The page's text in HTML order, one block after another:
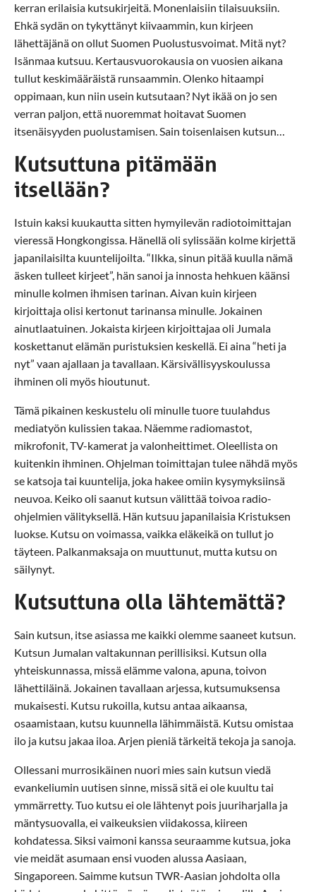
kerran erilaisia kutsukirjeitä. Monenlaisiin tilaisuuksiin.
Ehkä sydän on tykyttänyt kiivaammin, kun kirjeen
lähettäjänä on ollut Suomen Puolustusvoimat. Mitä nyt?
Isänmaa kutsuu. Kertausvuorokausia on vuosien aikana
tullut keskimääräistä runsaammin. Olenko hitaampi
oppimaan, kun niin usein kutsutaan? Nyt ikää on jo sen
verran paljon, että nuoremmat hoitavat Suomen
itsenäisyyden puolustamisen. Sain toisenlaisen kutsun…
Kutsuttuna pitämään
itsellään?
Istuin kaksi kuukautta sitten hymyilevän radiotoimittajan
vieressä Hongkongissa. Hänellä oli sylissään kolme kirjettä
japanilaisilta kuuntelijoilta. “Ilkka, sinun pitää kuulla nämä
äsken tulleet kirjeet”, hän sanoi ja innosta hehkuen käänsi
minulle kolmen ihmisen tarinan. Aivan kuin kirjeen
kirjoittaja olisi kertonut tarinansa minulle. Jokainen
ainutlaatuinen. Jokaista kirjeen kirjoittajaa oli Jumala
koskettanut elämän puristuksien keskellä. Ei aina “heti ja
nyt” vaan ajallaan ja tavallaan. Kärsivällisyyskoulussa
ihminen oli myös hioutunut.
Tämä pikainen keskustelu oli minulle tuore tuulahdus
mediatyön kulissien takaa. Näemme radiomastot,
mikrofonit, TV-kamerat ja valonheittimet. Oleellista on
kuitenkin ihminen. Ohjelman toimittajan tulee nähdä myös
se katsoja tai kuuntelija, joka hakee omiin kysymyksiinsä
neuvoa. Keiko oli saanut kutsun välittää toivoa radio-
ohjelmien välityksellä. Hän kutsuu japanilaisia Kristuksen
luokse. Kutsu on voimassa, vaikka eläkeikä on tullut jo
täyteen. Palkanmaksaja on muuttunut, mutta kutsu on
säilynyt.
Kutsuttuna olla lähtemättä?
Sain kutsun, itse asiassa me kaikki olemme saaneet kutsun.
Kutsun Jumalan valtakunnan perillisiksi. Kutsun olla
yhteiskunnassa, missä elämme valona, apuna, toivon
lähettiläinä. Jokainen tavallaan arjessa, kutsumuksensa
mukaisesti. Kutsu rukoilla, kutsu antaa aikaansa,
osaamistaan, kutsu kuunnella lähimmäistä. Kutsu omistaa
ilo ja kutsu jakaa iloa. Arjen pieniä tärkeitä tekoja ja sanoja.
Ollessani murrosikäinen nuori mies sain kutsun viedä
evankeliumin uutisen sinne, missä sitä ei ole kuultu tai
ymmärretty. Tuo kutsu ei ole lähtenyt pois juuriharjalla ja
mäntysuovalla, ei vaikeuksien viidakossa, kiireen
kohdatessa. Siksi vaimoni kanssa seuraamme kutsua, joka
vie meidät asumaan ensi vuoden alussa Aasiaan,
Singaporeen. Saimme kutsun TWR-Aasian johdolta olla